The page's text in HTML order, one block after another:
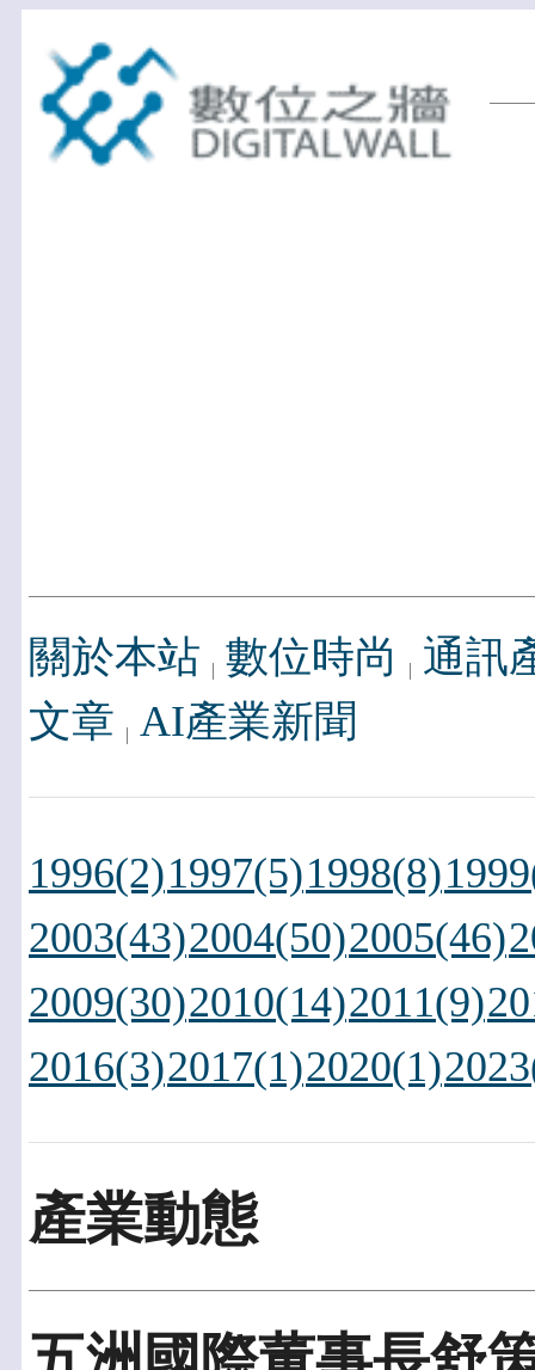
關於本站 數位時尚
通訊
文章 AI產業新聞
1996(2)1997(5)1998(8)
2003(43)2004(50)2005(46)
2009(30)2010(14)2011(9)
2016(3)2017(1)2020(1)
產業動態